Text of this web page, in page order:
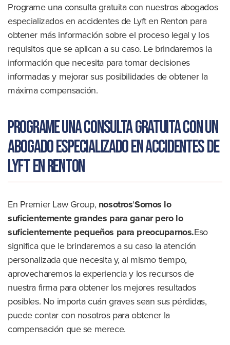
Programe una consulta gratuita con nuestros abogados
especializados en accidentes de Lyft en Renton para
obtener más información sobre el proceso legal y los
requisitos que se aplican a su caso. Le brindaremos la
información que necesita para tomar decisiones
informadas y mejorar sus posibilidades de obtener la
máxima compensación.
Programe una consulta gratuita con un
abogado especializado en accidentes de
Lyft en Renton
En Premier Law Group, nosotros'Somos lo
suficientemente grandes para ganar pero lo
suficientemente pequeños para preocuparnos.Eso
significa que le brindaremos a su caso la atención
personalizada que necesita y, al mismo tiempo,
aprovecharemos la experiencia y los recursos de
nuestra firma para obtener los mejores resultados
posibles. No importa cuán graves sean sus pérdidas,
puede contar con nosotros para obtener la
compensación que se merece.